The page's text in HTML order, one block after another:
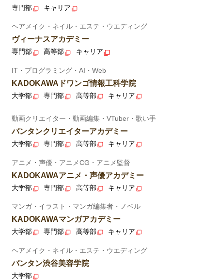
専門部 キャリア
ヘアメイク・ネイル・エステ・ウエディング
ヴィーナスアカデミー
専門部 高等部 キャリア
IT・プログラミング・AI・Web
KADOKAWAドワンゴ情報工科学院
大学部 専門部 高等部 キャリア
動画クリエイター・動画編集・VTuber・歌い手
バンタンクリエイターアカデミー
大学部 専門部 高等部 キャリア
アニメ・声優・アニメCG・アニメ監督
KADOKAWAアニメ・声優アカデミー
大学部 専門部 高等部 キャリア
マンガ・イラスト・マンガ編集者・ノベル
KADOKAWAマンガアカデミー
大学部 専門部 高等部 キャリア
ヘアメイク・ネイル・エステ・ウエディング
バンタン渋谷美容学院
大学部